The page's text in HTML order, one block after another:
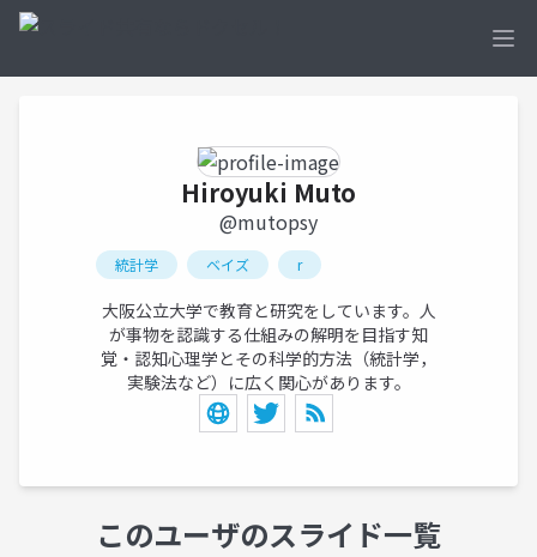
Hiroyuki Muto
@mutopsy
統計学 ベイズ r
大阪公立大学で教育と研究をしています。人
が事物を認識する仕組みの解明を目指す知
覚・認知心理学とその科学的方法（統計学，
実験法など）に広く関心があります。
このユーザのスライド一覧